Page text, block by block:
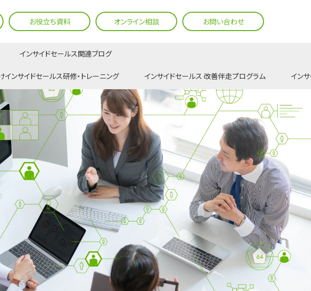
お役立ち資料 オンライン相談 お問い合わせ
インサイドセールス研修・トレーニング インサイドセールス 改善伴走プログラム イン
インサイドセールス関連ブログ